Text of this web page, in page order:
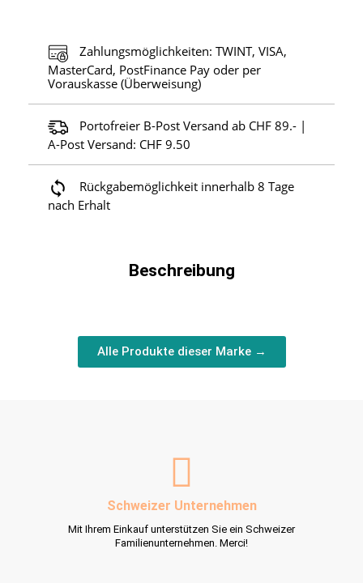
Zahlungsmöglichkeiten: TWINT, VISA,
MasterCard, PostFinance Pay oder per
Vorauskasse (Überweisung)
Portofreier B-Post Versand ab CHF 89.- |
A-Post Versand: CHF 9.50
Rückgabemöglichkeit innerhalb 8 Tage
nach Erhalt
Beschreibung
Alle Produkte dieser Marke →
Schweizer Unternehmen
Mit Ihrem Einkauf unterstützen Sie ein Schweizer
Familienunternehmen. Merci!